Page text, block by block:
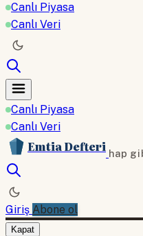
Canlı Piyasa
Canlı Veri
Canlı Piyasa
Canlı Veri
Emtia Defteri hap
Giriş Abone ol
Kapat